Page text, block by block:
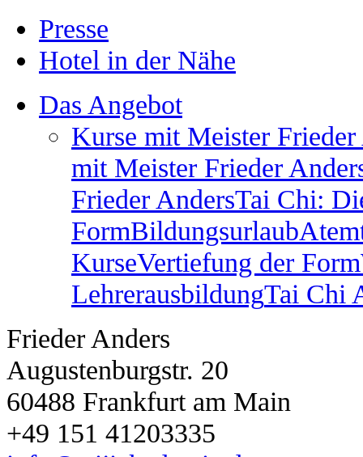
Presse
Hotel in der Nähe
Das Angebot
Kurse mit Meister
mit Meister Frieder
Frieder AndersTai Chi:
FormBildungsurlaub
KurseVertiefung der Form
LehrerausbildungTai Chi
Frieder Anders
Augustenburgstr. 20
60488 Frankfurt am Main
+49 151 41203335